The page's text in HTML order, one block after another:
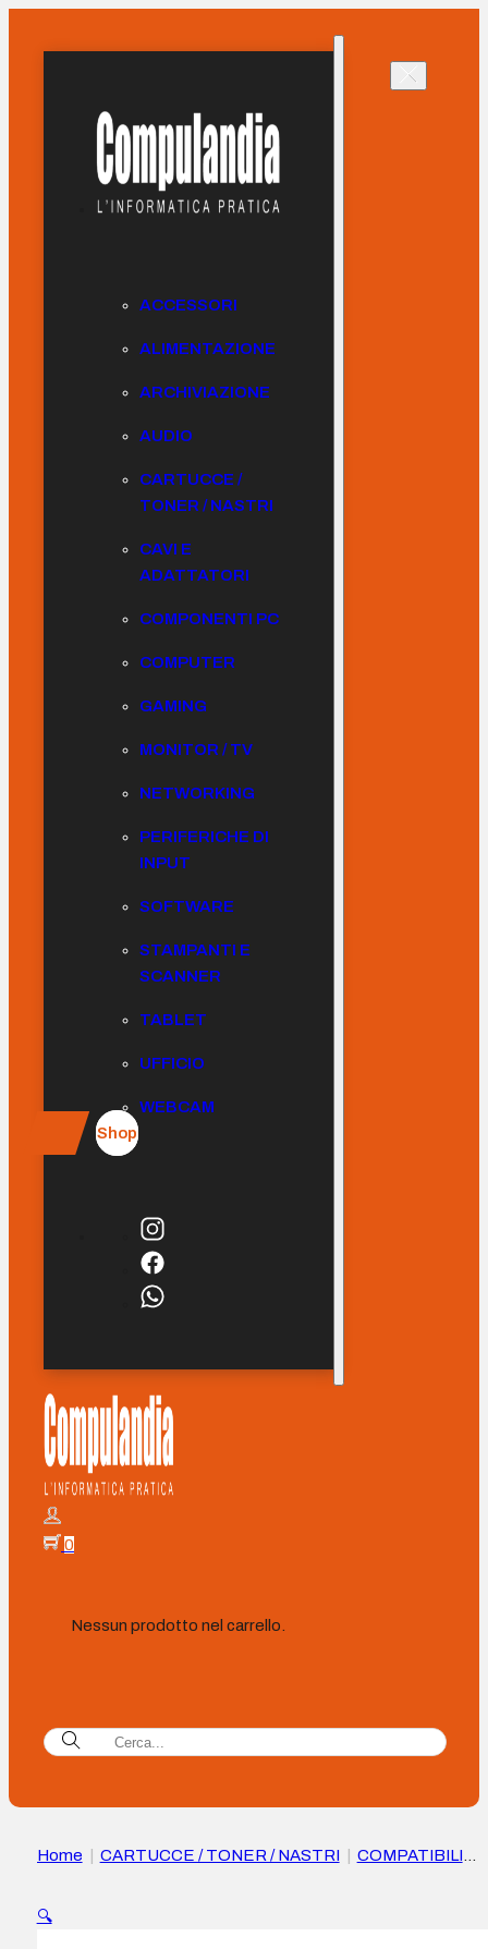
ACCESSORI
ALIMENTAZIONE
ARCHIVIAZIONE
AUDIO
CARTUCCE /
TONER / NASTRI
CAVI E
ADATTATORI
COMPONENTI PC
COMPUTER
GAMING
MONITOR / TV
NETWORKING
PERIFERICHE DI
INPUT
SOFTWARE
STAMPANTI E
SCANNER
TABLET
UFFICIO
WEBCAM
Shop
0
Nessun prodotto nel carrello.
Home CARTUCCE / TONER / NASTRI
COMPATIBILI
nera – Sostituisce 55X
🔍